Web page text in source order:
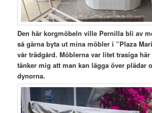
Den här korgmöbeln ville Pernilla bli av
så gärna byta ut mina möbler i ”Plaza
vårträdgård. Möblerna var litet trasiga
tänker mig att man kan lägga över plädar
dynorna.